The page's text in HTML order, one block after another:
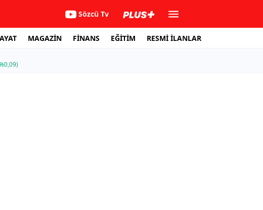
Sözcü Tv
MAGAZİN FİNANS EĞİTİM RESMİ İLANLAR